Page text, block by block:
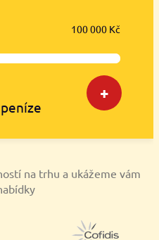
+
100 000 Kč
na trhu a ukážeme vám